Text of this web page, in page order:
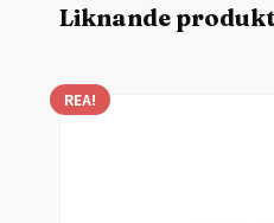
Liknande
REA!